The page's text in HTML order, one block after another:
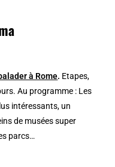
à Rome. Etapes,
Au programme : Les
intéressants, un
de musées super
parcs…